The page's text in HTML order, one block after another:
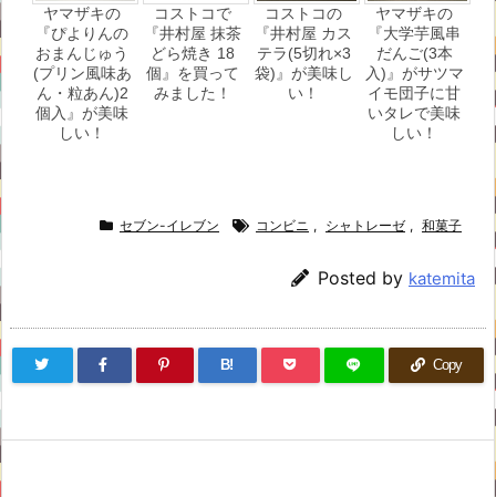
ヤマザキの
『ぴよりんの
おまんじゅう
(プリン風味あ
ん・粒あん)2
個入』が美味
しい！
コストコで
『井村屋 抹茶
どら焼き 18
個』を買って
みました！
コストコの
『井村屋 カス
テラ(5切れ×3
袋)』が美味し
い！
ヤマザキの
『大学芋風串
だんご(3本
入)』がサツマ
イモ団子に甘
いタレで美味
しい！
セブン-イレブン コンビニ , シャトレーゼ , 和菓子
Posted by katemita
B! Copy